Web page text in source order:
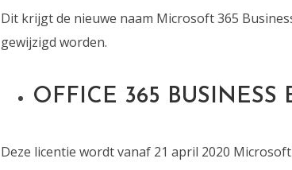
Dit krijgt de nieuwe naam Microsoft 365
gewijzigd worden.
OFFICE 365 BUSINESS
Deze licentie wordt vanaf 21 april 2020